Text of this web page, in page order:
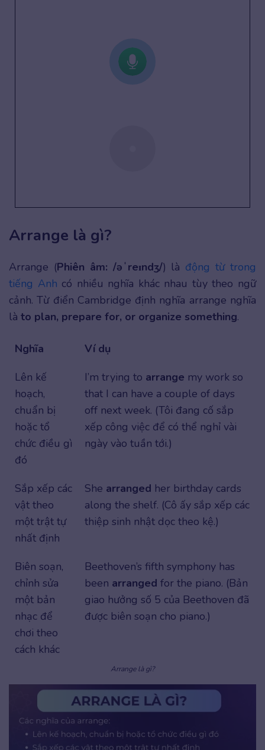
Arrange là gì?
Arrange (Phiên âm: /əˈreɪndʒ/) là động từ trong
tiếng Anh có nhiều nghĩa khác nhau tùy theo ngữ
cảnh. Từ điển Cambridge định nghĩa arrange nghĩa
là to plan, prepare for, or organize something.
Nghĩa
Ví dụ
Lên kế
hoạch,
chuẩn bị
hoặc tổ
chức điều gì
đó
I’m trying to arrange my work so
that I can have a couple of days
off next week. (Tôi đang cố sắp
xếp công việc để có thể nghỉ vài
ngày vào tuần tới.)
Sắp xếp các
vật theo
một trật tự
nhất định
She arranged her birthday cards
along the shelf. (Cô ấy sắp xếp các
thiệp sinh nhật dọc theo kệ.)
Biên soạn,
chỉnh sửa
một bản
nhạc để
chơi theo
cách khác
Beethoven’s fifth symphony has
been arranged for the piano. (Bản
giao hưởng số 5 của Beethoven đã
được biên soạn cho piano.)
Arrange là gì?